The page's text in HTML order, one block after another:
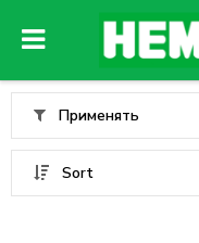
Применять
Sort